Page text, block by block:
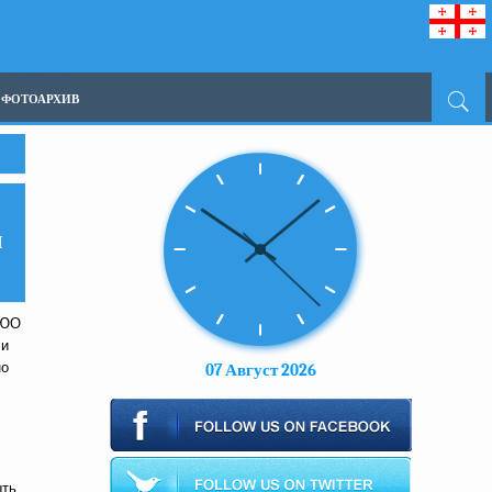
ФОТОАРХИВ
ЮО
07 Август 2026